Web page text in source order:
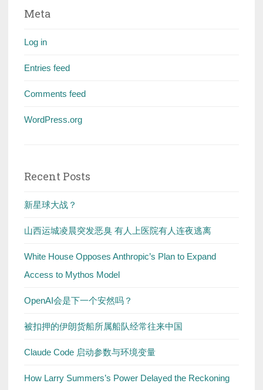
Meta
Log in
Entries feed
Comments feed
WordPress.org
Recent Posts
新星球大战？
山西运城凌晨突发恶臭 有人上医院有人连夜逃离
White House Opposes Anthropic’s Plan to Expand
Access to Mythos Model
OpenAI会是下一个安然吗？
被扣押的伊朗货船所属船队经常往来中国
Claude Code 启动参数与环境变量
How Larry Summers’s Power Delayed the Reckoning